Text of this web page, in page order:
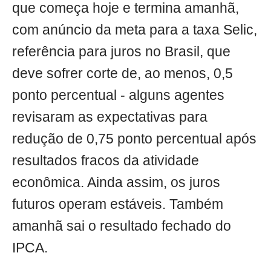
que começa hoje e termina amanhã,
com anúncio da meta para a taxa Selic,
referência para juros no Brasil, que
deve sofrer corte de, ao menos, 0,5
ponto percentual - alguns agentes
revisaram as expectativas para
redução de 0,75 ponto percentual após
resultados fracos da atividade
econômica. Ainda assim, os juros
futuros operam estáveis. Também
amanhã sai o resultado fechado do
IPCA.